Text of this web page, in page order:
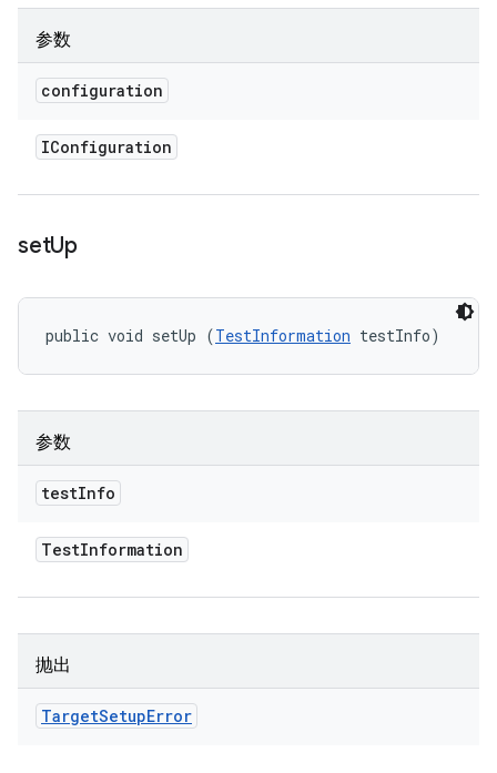
参数
configuration
IConfiguration
setUp
public void setUp (TestInformation testInfo)
参数
testInfo
TestInformation
抛出
TargetSetupError